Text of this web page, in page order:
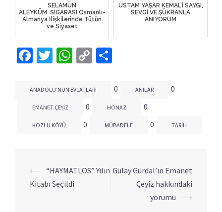
SELAMÜN
ALEYKÜM SİGARASI Osmanlı-
Almanya İlişkilerinde Tütün
ve Siyaset
USTAM YAŞAR KEMAL’İ SAYGI,
SEVGİ VE ŞÜKRANLA
ANIYORUM
Facebook
Twitter
WhatsApp
Copy
ANADOLU’NUN EVLATLARI 0 ANILAR 0
EMANET ÇEYIZ 0 HONAZ 0
KOZLU KÖYÜ 0 MÜBADELE 0 TARIH
Yazı
dolaşımı
⟵ “HAYMATLOS” Yılın
Kitabı Seçildi
Gülay Gürdal’ın Emanet
Çeyiz hakkındaki
yorumu ⟶